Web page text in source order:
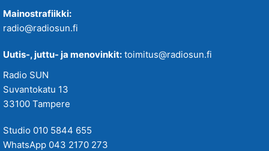
Mainostrafiikki:
radio@radiosun.fi
Uutis-, juttu- ja menovinkit: toimitus@radiosun.fi
Radio SUN
Suvantokatu 13
33100 Tampere
Studio 010 5844 655
WhatsApp 043 2170 273